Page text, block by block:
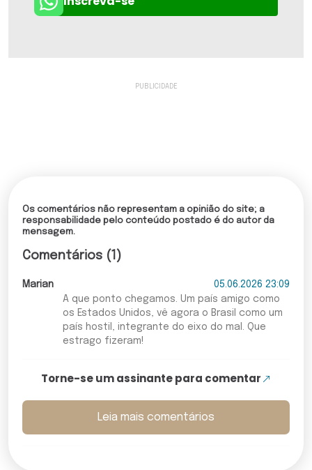
Os comentários não representam a opinião do site; a
responsabilidade pelo conteúdo postado é do autor da
mensagem.
Comentários (1)
Marian
05.06.2026 23:09
A que ponto chegamos. Um país amigo como
os Estados Unidos, vê agora o Brasil como um
país hostil, integrante do eixo do mal. Que
estrago fizeram!
Torne-se um assinante para comentar
Leia mais comentários